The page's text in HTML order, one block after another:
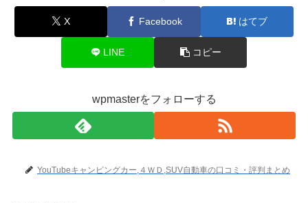
X Facebook はてブ
LINE コピー
wpmasterをフォローする
YouTubeキャンピングカー,４ＷＤ,SUV自動車の口コミ・評判まとめ